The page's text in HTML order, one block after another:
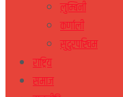
लुम्बिनी
कर्णाली
सुदुरपस्चिम
राष्ट्रिय
समाज